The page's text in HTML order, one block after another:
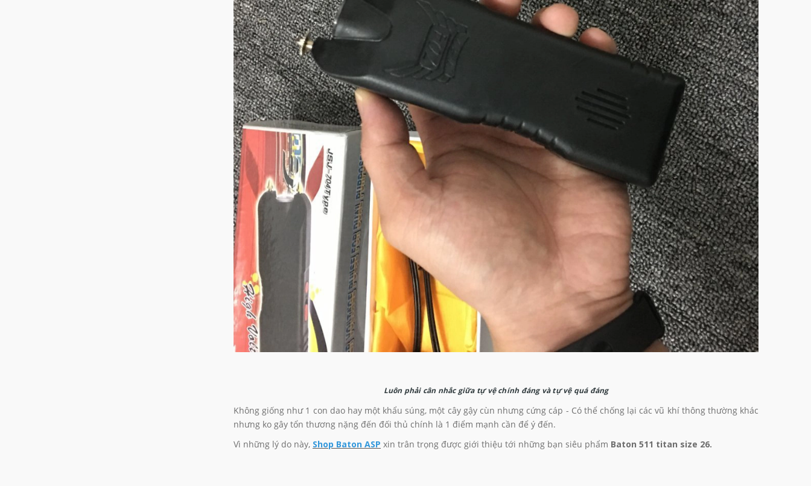
Luôn phải cân nhắc giữa tự vệ chính đáng và tự vệ quá đáng
Không giống như 1 con dao hay một khẩu súng, một cây gậy cùn nhưng cứng cáp - Có thể chống lại các vũ khí thông thường khác
nhưng ko gây tổn thương nặng đến đối thủ chính là 1 điểm mạnh cần để ý đến.
Vì những lý do này, Shop Baton ASP xin trân trọng được giới thiệu tới những bạn siêu phẩm Baton 511 titan size 26.